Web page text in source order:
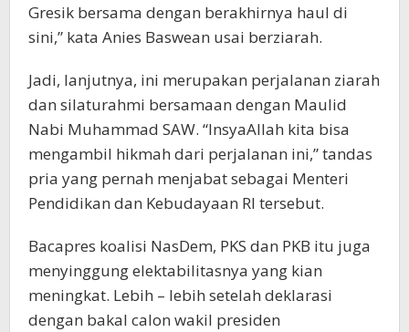
Gresik bersama dengan berakhirnya haul di
sini,” kata Anies Baswean usai berziarah.
Jadi, lanjutnya, ini merupakan perjalanan ziarah
dan silaturahmi bersamaan dengan Maulid
Nabi Muhammad SAW. “InsyaAllah kita bisa
mengambil hikmah dari perjalanan ini,” tandas
pria yang pernah menjabat sebagai Menteri
Pendidikan dan Kebudayaan RI tersebut.
Bacapres koalisi NasDem, PKS dan PKB itu juga
menyinggung elektabilitasnya yang kian
meningkat. Lebih – lebih setelah deklarasi
dengan bakal calon wakil presiden